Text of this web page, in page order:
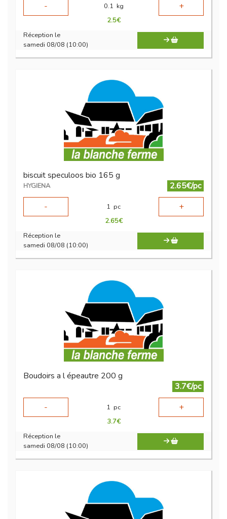
-
0.1 kg +
2.5€
Réception le
samedi 08/08 (10:00)
biscuit speculoos bio 165 g
HYGIENA
2.65€/pc
-
1 pc +
2.65€
Réception le
samedi 08/08 (10:00)
Boudoirs a l épeautre 200 g
3.7€/pc
-
1 pc +
3.7€
Réception le
samedi 08/08 (10:00)